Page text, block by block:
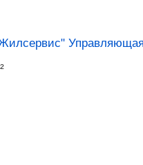
Управляющая